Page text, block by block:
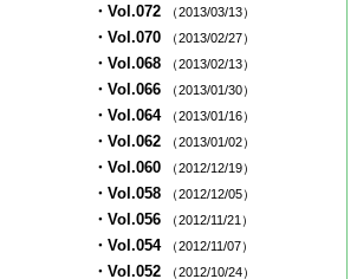
・Vol.072 （2013/03/13）
・Vol.070 （2013/02/27）
・Vol.068 （2013/02/13）
・Vol.066 （2013/01/30）
・Vol.064 （2013/01/16）
・Vol.062 （2013/01/02）
・Vol.060 （2012/12/19）
・Vol.058 （2012/12/05）
・Vol.056 （2012/11/21）
・Vol.054 （2012/11/07）
・Vol.052 （2012/10/24）